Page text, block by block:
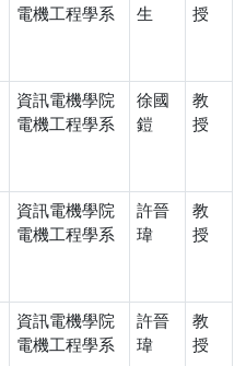
電機工程學系
生
授
資訊電機學院
電機工程學系
徐國
鎧
教
授
資訊電機學院
電機工程學系
許晉
瑋
教
授
資訊電機學院
電機工程學系
許晉
瑋
教
授